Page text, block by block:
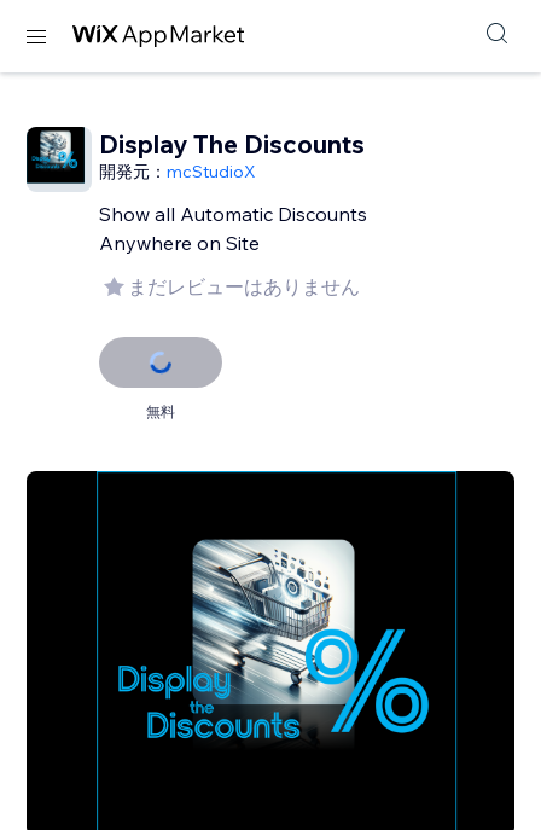
Display The Discounts
開発元：mcStudioX
Show all Automatic Discounts
Anywhere on Site
まだレビューはありません
無料